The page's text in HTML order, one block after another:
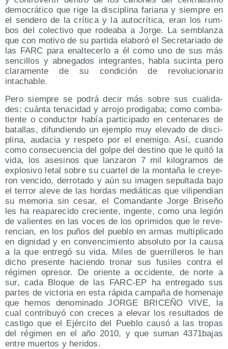
demo­crá­ti­co que rige la dis­ci­pli­na faria­na y siem­pre en
el sen­de­ro de la crí­ti­ca y la auto­crí­ti­ca, eran los rum­
bos del colec­ti­vo que rodea­ba a Jor­ge. La sem­blan­za
que con moti­vo de su par­ti­da ela­bo­ró el Secre­ta­ria­do de
las FARC para enal­te­cer­lo a él como uno de sus más
sen­ci­llos y abne­ga­dos inte­gran­tes, habla sucin­ta pero
cla­ra­men­te de su con­di­ción de revo­lu­cio­na­rio
intachable.
Pero siem­pre se podrá decir más sobre sus cua­li­da­
des: cuán­ta tena­ci­dad y arro­jo pro­di­ga­ba; como com­ba­
tien­te o con­duc­tor había par­ti­ci­pa­do en cen­te­na­res de
bata­llas, difun­dien­do un ejem­plo muy ele­va­do de dis­ci­
pli­na, auda­cia y res­pe­to por el enemi­go. Así, cuan­do
como con­se­cuen­cia del gol­pe del des­tino que le qui­tó la
vida, los ase­si­nos que lan­za­ron 7 mil kilo­gra­mos de
explo­si­vo letal sobre su cuar­tel de la mon­ta­ña le cre­ye­
ron ven­ci­do, derro­ta­do y aún su ima­gen sepul­ta­da bajo
el terror ale­ve de las hor­das mediá­ti­cas que vili­pen­dian
su memo­ria sin cesar, el Coman­dan­te Jor­ge Bri­se­ño
les ha reapa­re­ci­do cre­cien­te, ingen­te, como una legión
de valien­tes en las voces de los opri­mi­dos que le reve­
ren­cian, en los puños del pue­blo en armas mul­ti­pli­ca­do
en dig­ni­dad y en con­ven­ci­mien­to abso­lu­to por la cau­sa
a la que entre­gó su vida. Miles de gue­rri­lle­ros le han
dicho pre­sen­te hacien­do tro­nar sus fusi­les con­tra el
régi­men opre­sor. De orien­te a occi­den­te, de nor­te a
sur, cada Blo­que de las FARC-EP ha entre­ga­do sus
par­tes de vic­to­ria en esta rápi­da cam­pa­ña de home­na­je
que hemos deno­mi­na­do JORGE BRICEÑO VIVE, la
cual con­tri­bu­yó con cre­ces a ele­var los resul­ta­dos de
cas­ti­go que el Ejér­ci­to del Pue­blo cau­só a las tro­pas
del régi­men en el año 2010, y que suman 4371bajas
entre muer­tos y heridos.